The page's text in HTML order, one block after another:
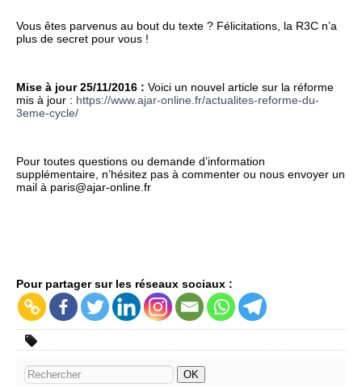
Vous êtes parvenus au bout du texte ? Félicitations, la R3C n’a
plus de secret pour vous !
Mise à jour 25/11/2016 : Voici un nouvel article sur la réforme
mis à jour : https://www.ajar-online.fr/actualites-reforme-du-
3eme-cycle/
Pour toutes questions ou demande d’information
supplémentaire, n’hésitez pas à commenter ou nous envoyer un
mail à paris@ajar-online.fr
Pour partager sur les réseaux sociaux :